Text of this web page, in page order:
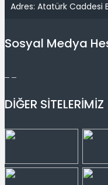
Adres: Atatürk Caddesi
Sosyal Medya
DİĞER SİTELERİMİZ